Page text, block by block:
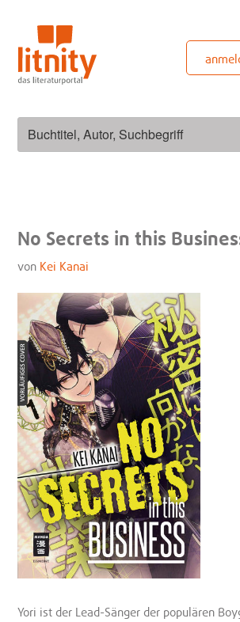
springen
No Secrets in this
von Kei Kanai
Yori ist der Lead-Sänger der populären